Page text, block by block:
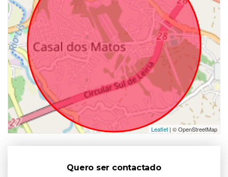
Leaflet | © OpenStreetMap
Quero ser contactado